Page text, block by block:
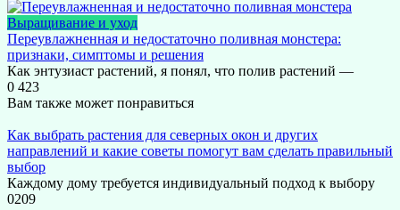
Выращивание и уход
Переувлажненная и недостаточно поливная монстера:
признаки, симптомы и решения
Как энтузиаст растений, я понял, что полив растений —
0 423
Вам также может понравиться
Как выбрать растения для северных окон и других
направлений и какие советы помогут вам сделать правильный
выбор
Каждому дому требуется индивидуальный подход к выбору
0209